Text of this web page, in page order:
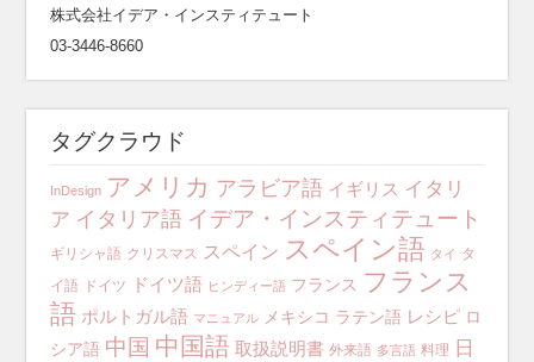
株式会社イデア・インスティテュート
03-3446-8660
タグクラウド
InDesign アメリカ アラビア語 イギリス イタリ
ア イタリア語 イデア・インスティテュート
ギリシャ語 クリスマス スペイン スペイン語 タイ
タ
イ語
ドイツ ドイツ語 ヒンディー語 フランス フランス
語 ポルトガル語 マニュアル メキシコ ラテン語 レシピ ロ
シア語 中国 中国語 取扱説明書 外来語 多言語 料理 日